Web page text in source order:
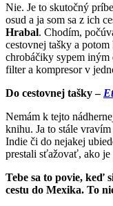
Nie. Je to skutočný
osud a ja som sa z ich
Hrabal. Chodím,
cestovnej tašky a
chrobáčiky sypem iným
filter a kompresor v
Do cestovnej tašky –
Nemám k tejto
knihu. Ja to stále
Indie či do nejakej
prestali sťažovať, ako
Tebe sa to povie, keď
cestu do Mexika. To